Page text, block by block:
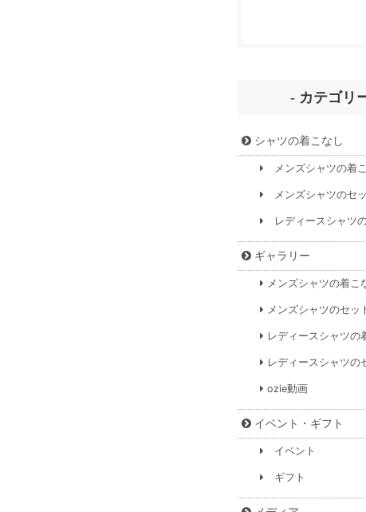
- カテゴリ
シャツの着こなし
メンズシャツの着
メンズシャツのセ
レディースシャツ
ギャラリー
メンズシャツの着こ
メンズシャツのセッ
レディースシャツの
レディースシャツの
ozie動画
イベント・ギフト
イベント
ギフト